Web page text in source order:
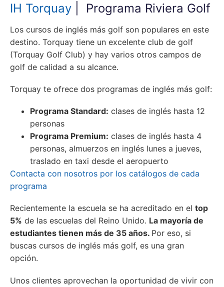
IH Torquay | Programa Riviera Golf
Los cursos de inglés más golf son populares en este
destino. Torquay tiene un excelente club de golf
(Torquay Golf Club) y hay varios otros campos de
golf de calidad a su alcance.
Torquay te ofrece dos programas de inglés más golf:
Programa Standard: clases de inglés hasta 12
personas
Programa Premium: clases de inglés hasta 4
personas, almuerzos en inglés lunes a jueves,
traslado en taxi desde el aeropuerto
Contacta con nosotros por los catálogos de cada
programa
Recientemente la escuela se ha acreditado en el top
5% de las escuelas del Reino Unido. La mayoría de
estudiantes tienen más de 35 años. Por eso, si
buscas cursos de inglés más golf, es una gran
opción.
Unos clientes aprovechan la oportunidad de vivir con